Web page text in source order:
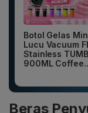
Botol Gelas
Lucu Vacuum
Stainless
900ML
Beras